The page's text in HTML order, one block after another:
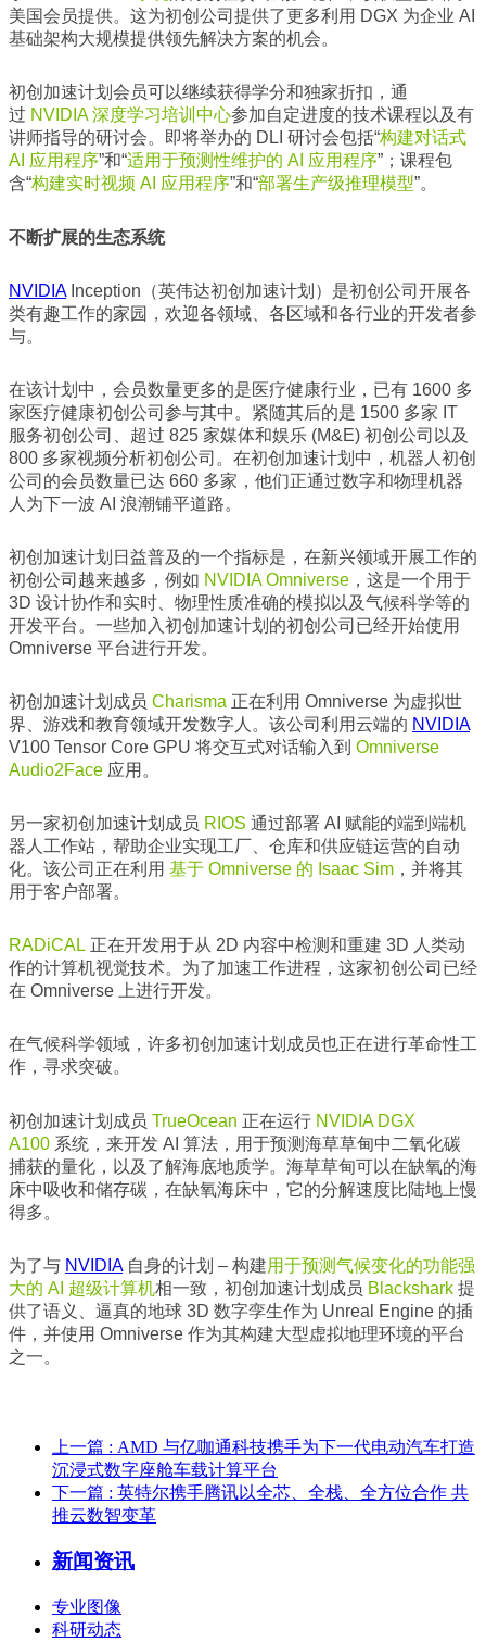
美国会员提供。这为初创公司提供了更多利用 DGX 为企业 AI
基础架构大规模提供领先解决方案的机会。
初创加速计划会员可以继续获得学分和独家折扣，通
过 NVIDIA 深度学习培训中心参加自定进度的技术课程以及有
讲师指导的研讨会。即将举办的 DLI 研讨会包括“构建对话式
AI 应用程序”和“适用于预测性维护的 AI 应用程序”；课程包
含“构建实时视频 AI 应用程序”和“部署生产级推理模型”。
不断扩展的生态系统
NVIDIAInception（英伟达初创加速计划）是初创公司开展各
类有趣工作的家园，欢迎各领域、各区域和各行业的开发者参
与。
在该计划中，会员数量更多的是医疗健康行业，已有 1600 多
家医疗健康初创公司参与其中。紧随其后的是 1500 多家 IT
服务初创公司、超过 825 家媒体和娱乐 (M&E) 初创公司以及
800 多家视频分析初创公司。在初创加速计划中，机器人初创
公司的会员数量已达 660 多家，他们正通过数字和物理机器
人为下一波 AI 浪潮铺平道路。
初创加速计划日益普及的一个指标是，在新兴领域开展工作的
初创公司越来越多，例如 NVIDIA Omniverse ，这是一个用于
3D 设计协作和实时、物理性质准确的模拟以及气候科学等的
开发平台。一些加入初创加速计划的初创公司已经开始使用
Omniverse 平台进行开发。
初创加速计划成员 Charisma 正在利用 Omniverse 为虚拟世
界、游戏和教育领域开发数字人。该公司利用云端的 NVIDIA
V100 Tensor Core GPU 将交互式对话输入到 Omniverse
Audio2Face 应用。
另一家初创加速计划成员 RIOS 通过部署 AI 赋能的端到端机
器人工作站，帮助企业实现工厂、仓库和供应链运营的自动
化。该公司正在利用 基于 Omniverse 的 Isaac Sim ，并将其
用于客户部署。
RADiCAL 正在开发用于从 2D 内容中检测和重建 3D 人类动
作的计算机视觉技术。为了加速工作进程，这家初创公司已经
在 Omniverse 上进行开发。
在气候科学领域，许多初创加速计划成员也正在进行革命性工
作，寻求突破。
初创加速计划成员 TrueOcean 正在运行 NVIDIA DGX
A100 系统，来开发 AI 算法，用于预测海草草甸中二氧化碳
捕获的量化，以及了解海底地质学。海草草甸可以在缺氧的海
床中吸收和储存碳，在缺氧海床中，它的分解速度比陆地上慢
得多。
为了与 NVIDIA自身的计划 – 构建用于预测气候变化的功能强
大的 AI 超级计算机相一致，初创加速计划成员 Blackshark 提
供了语义、逼真的地球 3D 数字孪生作为 Unreal Engine 的插
件，并使用 Omniverse 作为其构建大型虚拟地理环境的平台
之一。
上一篇 : AMD 与亿咖通科技携手为下一代电动汽车打造
沉浸式数字座舱车载计算平台
下一篇 : 英特尔携手腾讯以全芯、全栈、全方位合作 共
推云数智变革
新闻资讯
专业图像
科研动态